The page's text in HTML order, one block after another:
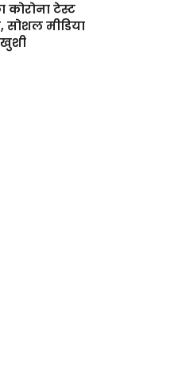
कोरोना टेस्ट
सोशल मीडिया
खुशी